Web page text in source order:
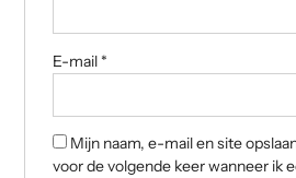
E-mail *
Mijn naam, e-mail en site
voor de volgende keer wanneer ik